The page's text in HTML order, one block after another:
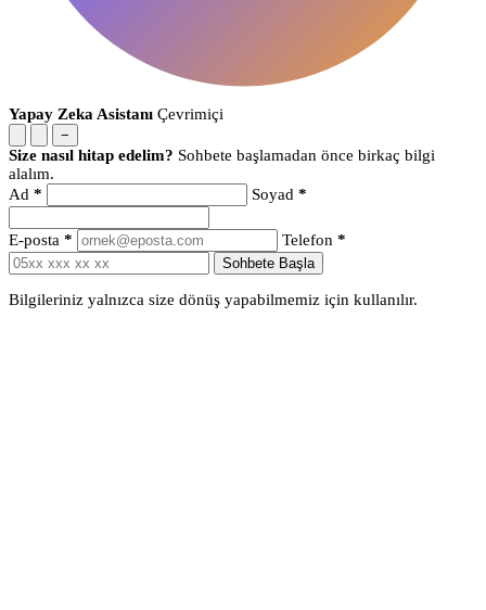
Yapay Zeka Asistanı Çevrimiçi
−
Size nasıl hitap edelim? Sohbete başlamadan önce birkaç bilgi
alalım.
Ad * Soyad *
E-posta * Telefon *
Sohbete Başla
Bilgileriniz yalnızca size dönüş yapabilmemiz için kullanılır.